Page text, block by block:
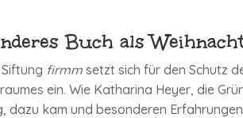
Buch als
firmm setzt sich für den Schutz
ein. Wie Katharina Heyer, die
dazu kam und besonderen